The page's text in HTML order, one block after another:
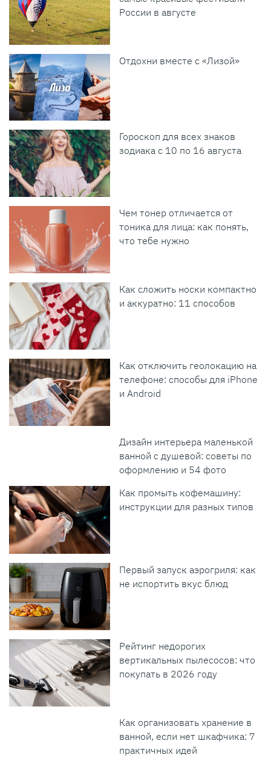
России в августе
Отдохни вместе с «Лизой»
Гороскоп для всех знаков
зодиака с 10 по 16 августа
Чем тонер отличается от
тоника для лица: как понять,
что тебе нужно
Как сложить носки компактно
и аккуратно: 11 способов
Как отключить геолокацию на
телефоне: способы для iPhone
и Android
Дизайн интерьера маленькой
ванной с душевой: советы по
оформлению и 54 фото
Как промыть кофемашину:
инструкции для разных типов
Первый запуск аэрогриля: как
не испортить вкус блюд
Рейтинг недорогих
вертикальных пылесосов: что
покупать в 2026 году
Как организовать хранение в
ванной, если нет шкафчика: 7
практичных идей